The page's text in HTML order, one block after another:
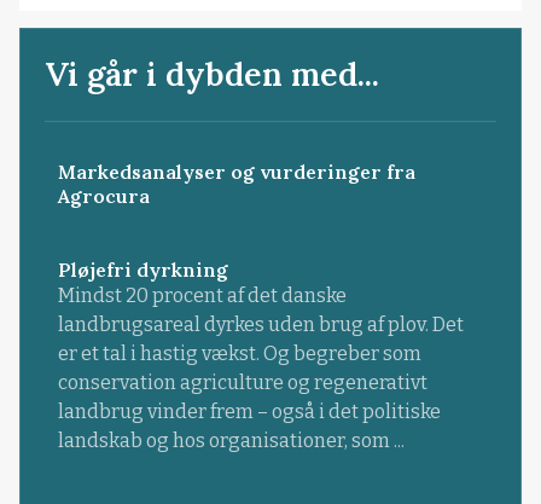
Vi går i dybden med...
Markedsanalyser og vurderinger fra
Agrocura
Pløjefri dyrkning
Mindst 20 procent af det danske
landbrugsareal dyrkes uden brug af plov. Det
er et tal i hastig vækst. Og begreber som
conservation agriculture og regenerativt
landbrug vinder frem – også i det politiske
landskab og hos organisationer, som ...